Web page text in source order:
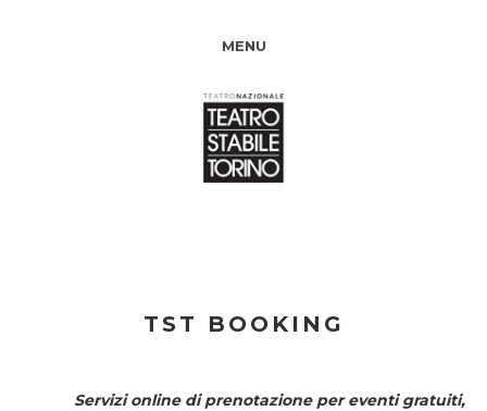
MENU
TST BOOKING
Servizi online di prenotazione per eventi gratuiti,